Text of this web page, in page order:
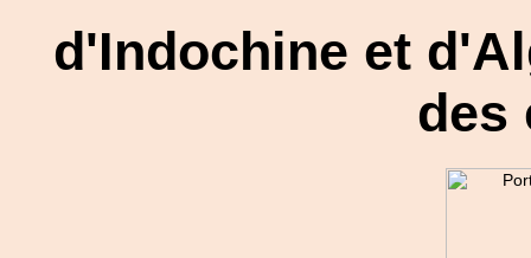
d'Indochine et
des